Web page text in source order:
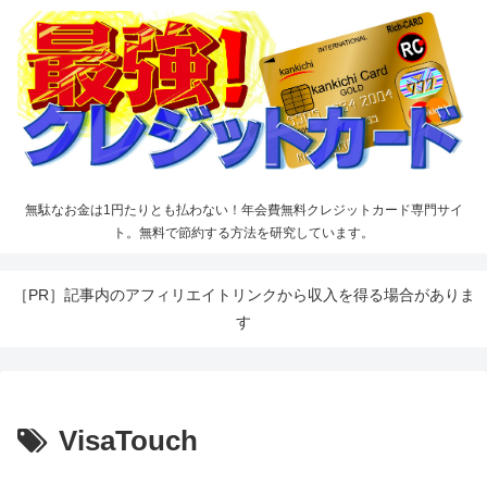
無駄なお金は1円たりとも払わない！年会費無料クレジットカード専門サイ
ト。無料で節約する方法を研究しています。
［PR］記事内のアフィリエイトリンクから収入を得る場合がありま
す
VisaTouch